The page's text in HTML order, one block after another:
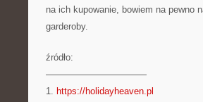
na ich kupowanie, bowiem na pewno
garderoby.
źródło:
———————————
1. https://holidayheaven.pl